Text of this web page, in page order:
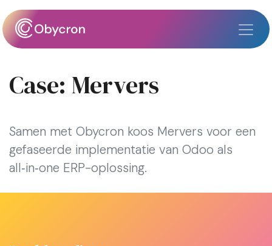
Overslaan naar inhoud
Case: Mervers
Samen met Obycron koos Mervers voor een
gefaseerde implementatie van Odoo als
all‑in‑one ERP-oplossing.